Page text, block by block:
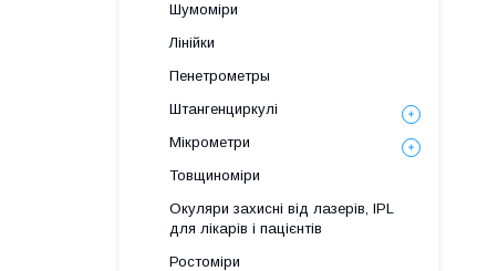
Шумоміри
Лінійки
Пенетрометры
Штангенциркулі
Мікрометри
Товщиноміри
Окуляри захисні від лазерів, IPL
для лікарів і пацієнтів
Ростоміри